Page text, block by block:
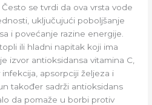
se tvrdi da ova vrsta vode
uključujući poboljšanje
i povećanje razine energije.
ili hladni napitak koji ima
izvor antioksidansa vitamina C,
apsorpciji željeza i
također sadrži antioksidans
da pomaže u borbi protiv